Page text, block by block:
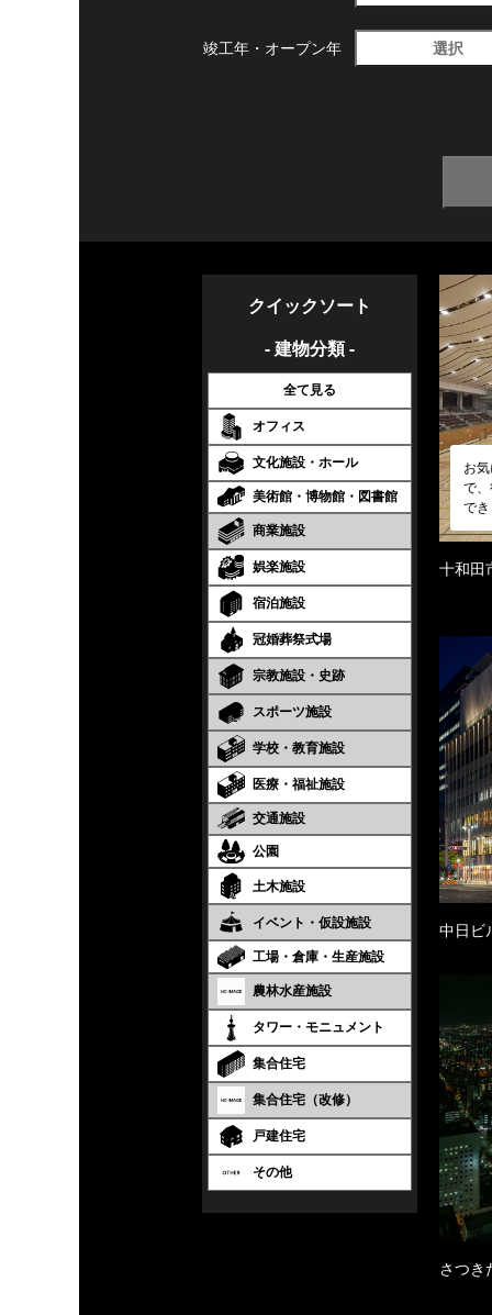
竣工年・ オープン年 選択
クイックソート
- 建物分類 -
全て見る
オフィス
文化施設・ホール
美術館・博物館・図書館
商業施設
娯楽施設
宿泊施設
冠婚葬祭式場
宗教施設・史跡
スポーツ施設
学校・教育施設
医療・福祉施設
交通施設
公園
土木施設
イベント・仮設施設
工場・倉庫・生産施設
農林水産施設
タワー・モニュメント
集合住宅
集合住宅（改修）
戸建住宅
その他
お
で
で
十和田
中日ビ
さつき